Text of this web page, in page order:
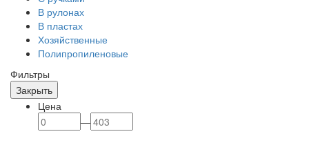
В рулонах
В пластах
Хозяйственные
Полипропиленовые
Фильтры
Закрыть
Цена
—